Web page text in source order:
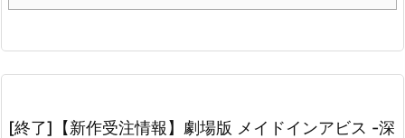
[終了]【新作受注情報】劇場版 メイドインアビス -深